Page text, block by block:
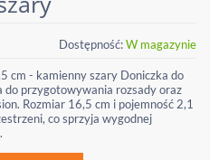
Dostępność:W magazynie
cm - kamienny szary Doniczka do
do przygotowywania rozsady oraz
Rozmiar 16,5 cm i pojemność 2,1
co sprzyja wygodnej